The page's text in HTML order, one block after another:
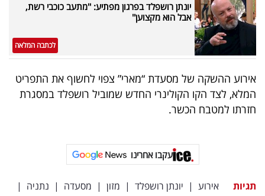
יונתן רושפלד בפרגון מפתיע: ''מתעב כוכבי רשת,
אבל הוא מקצוען''
לכתבה המלאה
אירוע ההשקה של מסעדת “מארי” צפוי לחשוף את התפריט
המלא, לצד הקו הקולינרי החדש שמוביל רושפלד במסגרת
חזרתו למטבח הכשר.
עקבו אחרינו
תגיות אירוע | יונתן רושפלד | מזון | מסעדה | נתניה |